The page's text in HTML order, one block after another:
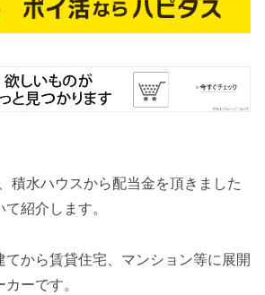
積水ハウスから配当金を頂きました
紹介します。
てから賃貸住宅、マンション等に展開
ーです。